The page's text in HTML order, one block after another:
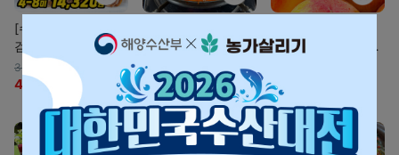
[수산대전할인] 리뷰
검증!! 쫄쫄이 오징어
(국내가공)
33,800원
47%17,900원
7900원!!] 2-3인분
춘천할매 시골 닭볶
음탕 (1.1kg 내외)
15,900원
50%7,900원
고당도 과즙가득! 황
24%